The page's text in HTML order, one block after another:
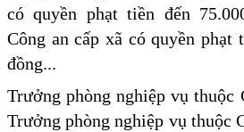
có quyền phạt tiền đến
Công an cấp xã có quyền phạt
đồng...
Trưởng phòng nghiệp vụ thuộc
Trưởng phòng nghiệp vụ thuộc